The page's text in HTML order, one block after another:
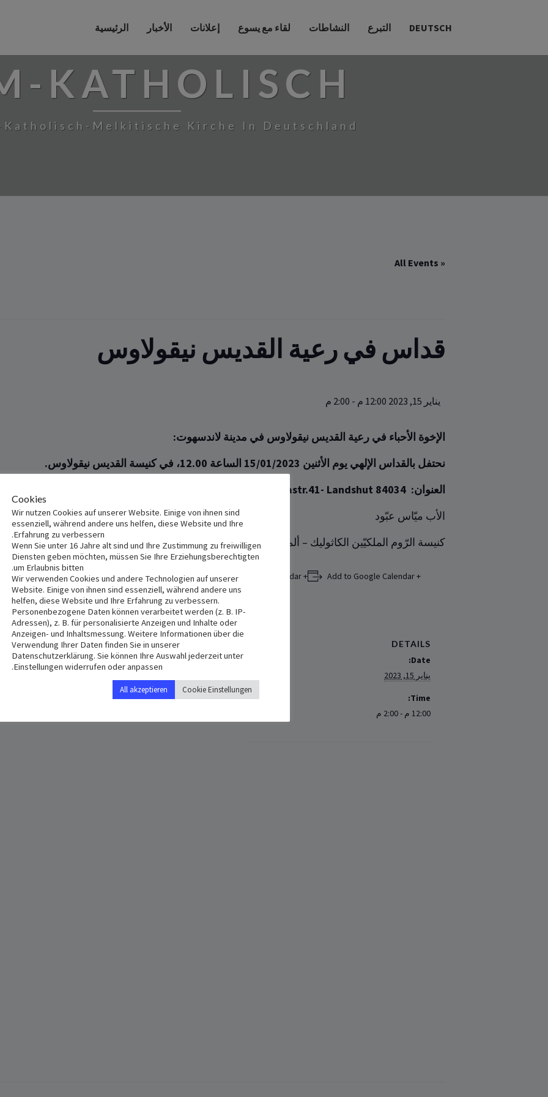
الرئيسية الأخبار إعلانات لقاء مع يسوع النشاطات التبرع DEUTSCH
KATHOLISCH
Katholisch-Melkitische Kirche In Deutschland
« All Events
قداس في رعية القديس نيقولاوس
يناير 15, 2023 12:00 م - 2:00 م
الإخوة الأحباء في رعية القديس نيقولاوس في مدينة لاندسهوت:‏
نحتفل بالقداس الإلهي يوم الأثنين 15/01/2023 الساعة ‏
00
‏.‏
12، ‏في كنيسة القديس نيقولاوس. ‏
العنوان: ‏ Nikolastr.41- Landshut 84034
الأب ميّاس عبّود
كنيسة الرّوم الملكيّين الكاثوليك – ألمانيا
+ Add to Google Calendar
+ Add to iCalendar
DETAILS
Date:
يناير 15, 2023
Time:
12:00 م - 2:00 م
VENUE
St. Nikola
+ Google Map
Cookies
Wir nutzen Cookies auf unserer Website. Einige von ihnen sind
essenziell, während andere uns helfen, diese Website und Ihre
Erfahrung zu verbessern.
Wenn Sie unter 16 Jahre alt sind und Ihre Zustimmung zu freiwilligen
Diensten geben möchten, müssen Sie Ihre Erziehungsberechtigten
um Erlaubnis bitten.
Wir verwenden Cookies und andere Technologien auf unserer
Website. Einige von ihnen sind essenziell, während andere uns
helfen, diese Website und Ihre Erfahrung zu verbessern.
Personenbezogene Daten können verarbeitet werden (z. B. IP-
Adressen), z. B. für personalisierte Anzeigen und Inhalte oder
Anzeigen- und Inhaltsmessung. Weitere Informationen über die
Verwendung Ihrer Daten finden Sie in unserer
Datenschutzerklärung. Sie können Ihre Auswahl jederzeit unter
Einstellungen widerrufen oder anpassen.
Cookie Einstellungen
All akzeptieren